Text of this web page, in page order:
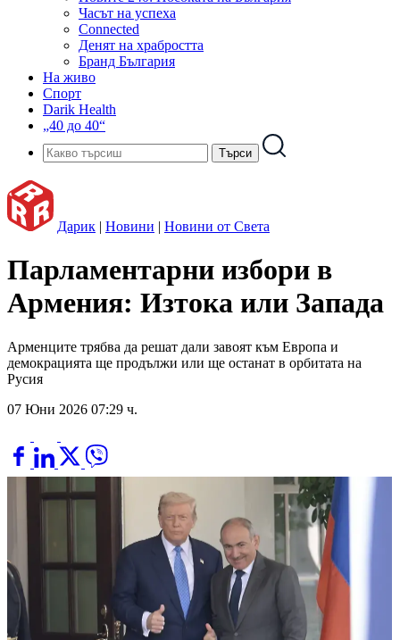
Часът на успеха
Connected
Денят на храбростта
Бранд България
На живо
Спорт
Darik Health
„40 до 40“
Дарик | Новини | Новини от Света
Парламентарни избори в
Армения: Изтока или Запада
Арменците трябва да решат дали завоят към Европа и
демокрацията ще продължи или ще останат в орбитата на
Русия
07 Юни 2026 07:29 ч.